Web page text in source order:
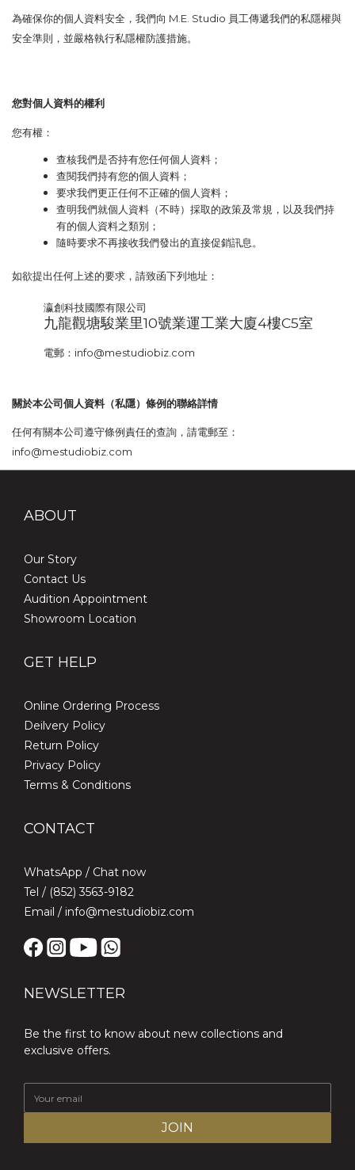
為確保你的個人資料安全，我們向 M.E. Studio 員工傳遞我們的私隱權與
安全準則，並嚴格執行私隱權防護措施。
您對個人資料的權利
您有權：
查核我們是否持有您任何個人資料；
查閱我們持有您的個人資料；
要求我們更正任何不正確的個人資料；
查明我們就個人資料（不時）採取的政策及常規，以及我們持
有的個人資料之類別；
隨時要求不再接收我們發出的直接促銷訊息。
如欲提出任何上述的要求，請致函下列地址：
瀛創科技國際有限公司
九龍觀塘駿業里10號業運工業大廈4樓C5室
電郵： info@mestudiobiz.com
關於本公司個人資料（私隱）條例的聯絡詳情
任何有關本公司遵守條例責任的查詢，請電郵至：
info@mestudiobiz.com
ABOUT
Our Story
Contact Us
Audition Appointment
Showroom Location
GET HELP
Online Ordering Process
Deilvery Policy
Return Policy
Privacy Policy
Terms & Conditions
CONTACT
WhatsApp / Chat now
Tel / (852) 3563-9182
Email / info@mestudiobiz.com
NEWSLETTER
Be the first to know about new collections and
exclusive offers.
JOIN